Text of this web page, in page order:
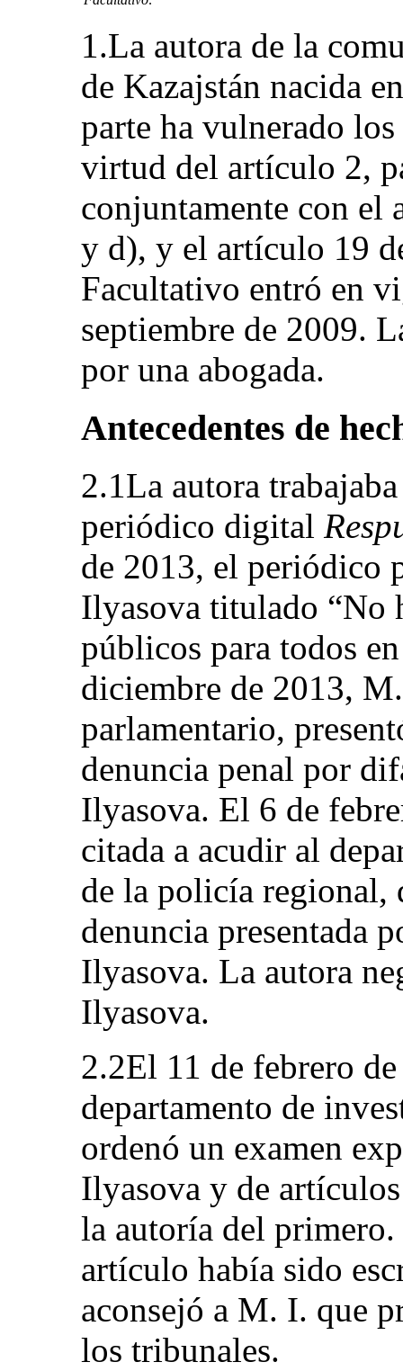
1.La autora de la
de Kazajstán nacida
parte ha vulnerado
virtud del artículo 2,
conjuntamente con el
y d), y el artículo 19
Facultativo entró en
septiembre de 2009.
por una abogada.
Antecedentes de
2.1La autora
periódico digital
de 2013, el periódico
Ilyasova titulado “No
públicos para todos
diciembre de 2013,
parlamentario,
denuncia penal por
Ilyasova. El 6 de
citada a acudir al
de la policía regional,
denuncia presentada
Ilyasova. La autora
Ilyasova.
2.2El 11 de febrero
departamento de
ordenó un examen
Ilyasova y de
la autoría del
artículo había sido
aconsejó a M. I. que
los tribunales.